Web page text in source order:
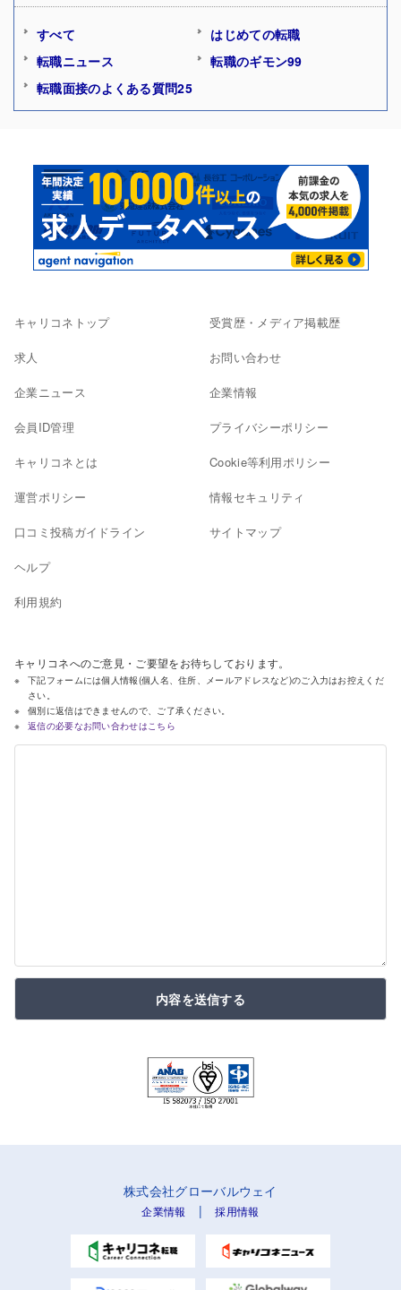
すべて
はじめての転職
転職ニュース
転職のギモン99
転職面接のよくある質問25
キャリコネトップ
求人
企業ニュース
会員ID管理
キャリコネとは
運営ポリシー
口コミ投稿ガイドライン
ヘルプ
利用規約
受賞歴・メディア掲載歴
お問い合わせ
企業情報
プライバシーポリシー
Cookie等利用ポリシー
情報セキュリティ
サイトマップ
キャリコネへのご意見・ご要望をお待ちしております。
下記フォームには個人情報(個人名、住所、メールアドレスなど)のご入力はお控えくだ
さい。
個別に返信はできませんので、ご了承ください。
返信の必要なお問い合わせはこちら
内容を送信する
株式会社グローバルウェイ
企業情報 |採用情報